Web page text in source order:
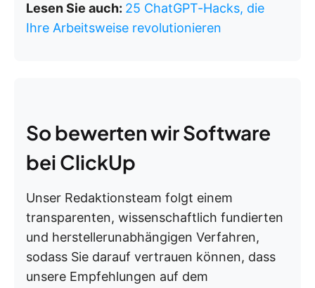
Lesen Sie auch: 25 ChatGPT-Hacks, die
Ihre Arbeitsweise revolutionieren
So bewerten wir Software
bei ClickUp
Unser Redaktionsteam folgt einem
transparenten, wissenschaftlich fundierten
und herstellerunabhängigen Verfahren,
sodass Sie darauf vertrauen können, dass
unsere Empfehlungen auf dem